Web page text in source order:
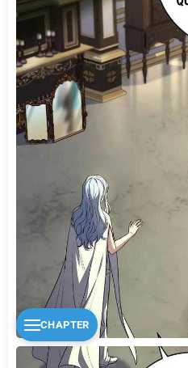
CHAPTER